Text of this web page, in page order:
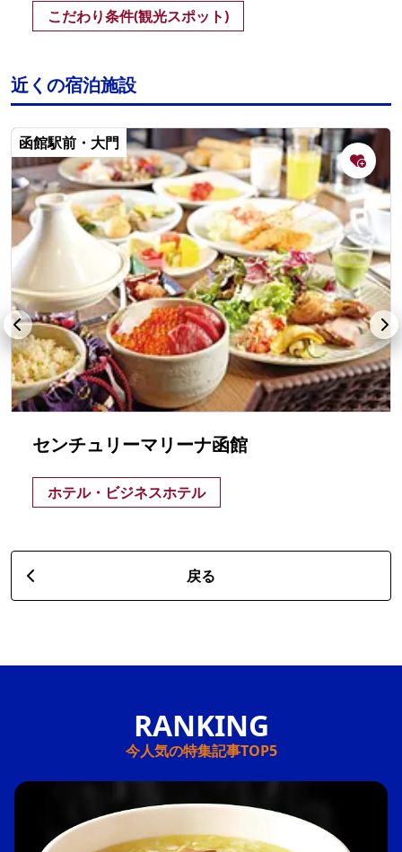
こだわり条件(観光スポット)
近くの宿泊施設
函館駅前・大門
センチュリーマリーナ函館
ホテル・ビジネスホテル
戻る
今人気の特集記事TOP5